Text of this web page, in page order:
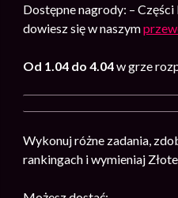
Dostępne nagrody: –
dowiesz się w naszym
Od 1.04 do 4.04w grze
Wykonuj różne zadania,
rankingach i wymieniaj